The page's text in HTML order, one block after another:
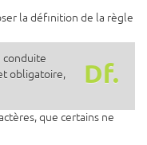
la définition de la règle
Df.
conduite
obligatoire,
que certains ne